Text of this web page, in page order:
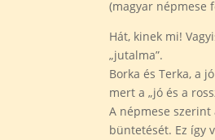
(magyar népmese
Hát, kinek mi!
„jutalma”.
Borka és Terka, a
mert a „jó és a
A népmese szerint
büntetését. Ez így